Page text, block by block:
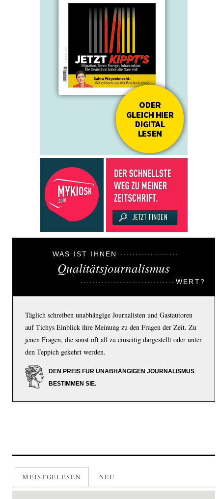
WAS IST IHNEN
Qualitätsjournalismus
WERT?
Täglich schreiben unabhängige Journalisten und Gastautoren
auf Tichys Einblick ihre Meinung zu den Fragen der Zeit. Zu
jenen Fragen, die sonst oft all zu einseitig dargestellt oder unter
den Teppich gekehrt werden.
DEN PREIS FÜR UNABHÄNGIGEN JOURNALISMUS
BESTIMMEN SIE.
MEISTGELESEN NEU